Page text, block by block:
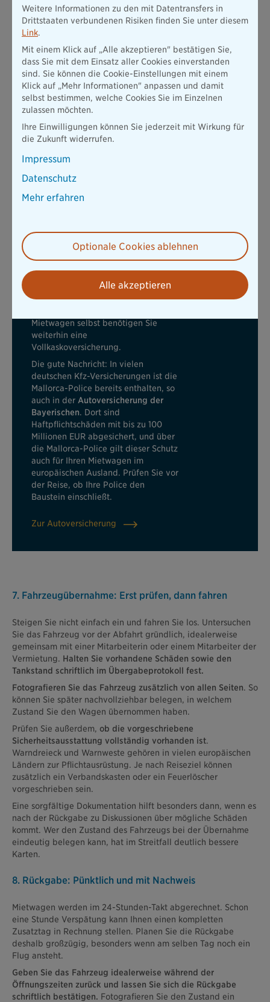
Unterboden und Dach mitversichert sind, denn diese
Positionen fehlen im Standardpaket häufig. Entscheiden Sie
sich dennoch für einen Tarif mit Selbstbeteiligung, sollten Sie
separate Schäden, zahlen Sie ihn zweimal.
Gut zu wissen: Was ist die
Mallorca-Police?
Haftpflicht schließt die sogenannte
Mallorca-Police. Sie hebt den
Haftpflichtschutz Ihres Mietwagens
im europäischen Ausland auf das
einen Unfall, übernimmt sie den
Betrag, der über die niedrigere
ausländische Deckungssumme
hinausgeht.
Wichtig: Die Mallorca-Police greift
ausschließlich bei Schäden, die Sie
Mietwagen selbst benötigen Sie
weiterhin eine
Vollkaskoversicherung.
Die gute Nachricht: In vielen
deutschen Kfz-Versicherungen ist die
Mallorca-Police bereits enthalten, so
auch in der Autoversicherung der
Bayerischen. Dort sind
Haftpflichtschäden mit bis zu 100
Millionen EUR abgesichert, und über
die Mallorca-Police gilt dieser Schutz
auch für Ihren Mietwagen im
europäischen Ausland. Prüfen Sie vor
der Reise, ob Ihre Police den
Baustein einschließt.
Zur Autoversicherung
7. Fahrzeugübernahme: Erst prüfen, dann fahren
Steigen Sie nicht einfach ein und fahren Sie los. Untersuchen
Sie das Fahrzeug vor der Abfahrt gründlich, idealerweise
gemeinsam mit einer Mitarbeiterin oder einem Mitarbeiter der
Vermietung. Halten Sie vorhandene Schäden sowie den
Tankstand schriftlich im Übergabeprotokoll fest.
Fotografieren Sie das Fahrzeug zusätzlich von allen Seiten. So
können Sie später nachvollziehbar belegen, in welchem
Zustand Sie den Wagen übernommen haben.
Prüfen Sie außerdem, ob die vorgeschriebene
Sicherheitsausstattung vollständig vorhanden ist.
Warndreieck und Warnweste gehören in vielen europäischen
Ländern zur Pflichtausrüstung. Je nach Reiseziel können
zusätzlich ein Verbandskasten oder ein Feuerlöscher
vorgeschrieben sein.
Eine sorgfältige Dokumentation hilft besonders dann, wenn es
nach der Rückgabe zu Diskussionen über mögliche Schäden
kommt. Wer den Zustand des Fahrzeugs bei der Übernahme
eindeutig belegen kann, hat im Streitfall deutlich bessere
Karten.
8. Rückgabe: Pünktlich und mit Nachweis
Mietwagen werden im 24-Stunden-Takt abgerechnet. Schon
eine Stunde Verspätung kann Ihnen einen kompletten
Zusatztag in Rechnung stellen. Planen Sie die Rückgabe
deshalb großzügig, besonders wenn am selben Tag noch ein
Flug ansteht.
Geben Sie das Fahrzeug idealerweise während der
Öffnungszeiten zurück und lassen Sie sich die Rückgabe
schriftlich bestätigen. Fotografieren Sie den Zustand ein
Weitere Informationen zu den mit Datentransfers in
Drittstaaten verbundenen Risiken finden Sie unter diesem
Link.
Mit einem Klick auf „Alle akzeptieren" bestätigen Sie,
dass Sie mit dem Einsatz aller Cookies einverstanden
sind. Sie können die Cookie-Einstellungen mit einem
Klick auf „Mehr Informationen" anpassen und damit
selbst bestimmen, welche Cookies Sie im Einzelnen
zulassen möchten.
Ihre Einwilligungen können Sie jederzeit mit Wirkung für
die Zukunft widerrufen.
Impressum
Datenschutz
Mehr erfahren
Optionale Cookies ablehnen
Alle akzeptieren